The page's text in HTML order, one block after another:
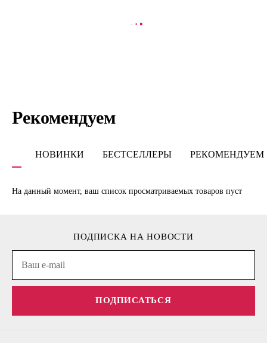
В КОРЗИНУ
Рекомендуем
НОВИНКИ БЕСТСЕЛЛЕРЫ РЕКОМЕНДУЕМ
На данный момент, ваш список просматриваемых товаров пуст
ПОДПИСКА НА НОВОСТИ
ПОДПИСАТЬСЯ